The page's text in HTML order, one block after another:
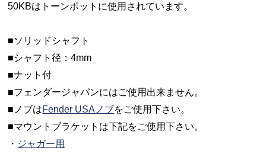
50KBはトーンポットに使用されています。
■ソリッドシャフト
■シャフト径：4mm
■ナット付
■フェンダージャパンにはご使用出来ません。
■ノブはFender USAノブをご使用下さい。
■マウントブラケットは下記をご使用下さい。
・ ジャガー用